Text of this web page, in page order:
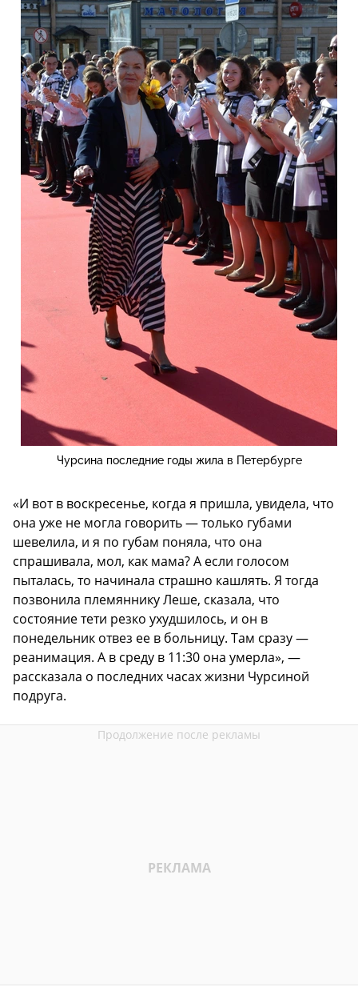
Чурсина последние годы жила в Петербурге
«И вот в воскресенье, когда я пришла, увидела, что
она уже не могла говорить — только губами
шевелила, и я по губам поняла, что она
спрашивала, мол, как мама? А если голосом
пыталась, то начинала страшно кашлять. Я тогда
позвонила племяннику Леше, сказала, что
состояние тети резко ухудшилось, и он в
понедельник отвез ее в больницу. Там сразу —
реанимация. А в среду в 11:30 она умерла», —
рассказала о последних часах жизни Чурсиной
подруга.